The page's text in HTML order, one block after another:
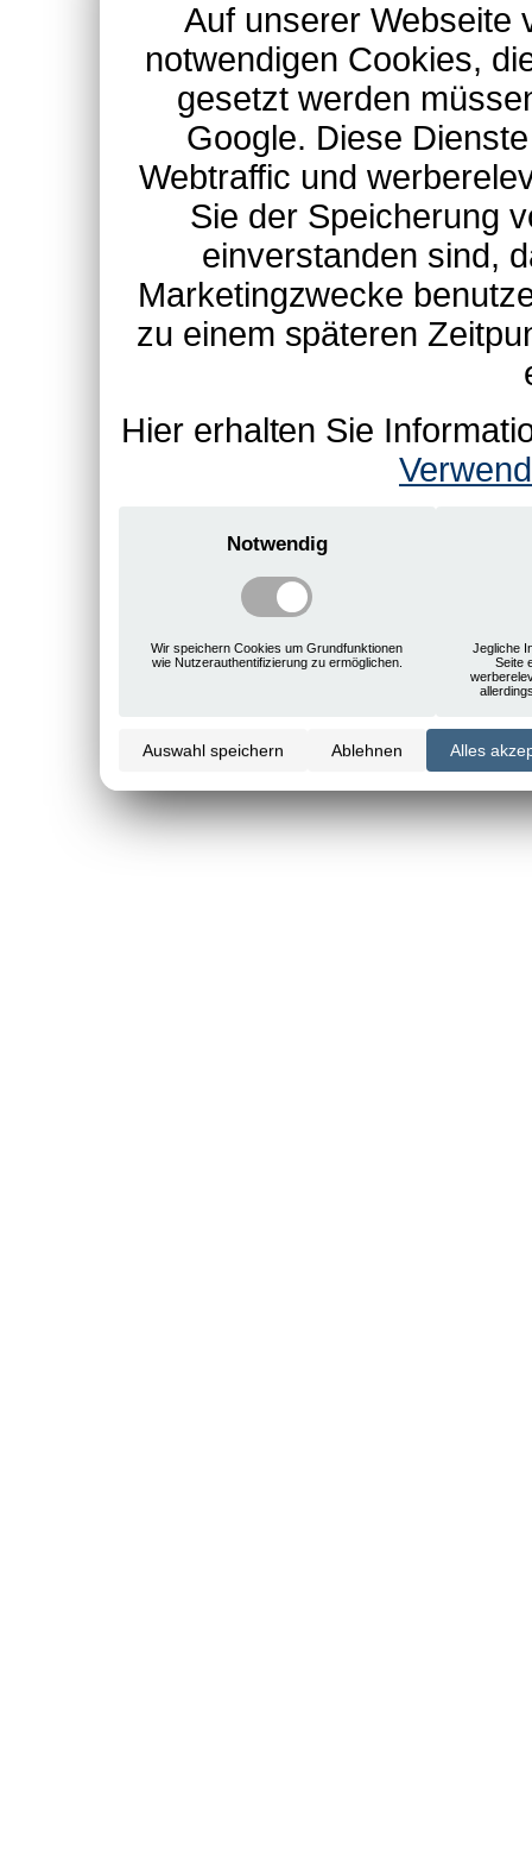
Auf unserer Webseite
notwendigen Cookies,
gesetzt werden
Google. Diese
Webtraffic und
Sie der Speicherung
einverstanden sind,
Marketingzwecke
zu einem späteren
Hier erhalten Sie
Notwendig
Wir speichern Cookies um Grundfunktionen
wie Nutzerauthentifizierung zu ermöglichen.
Jegliche
Seite
Auswahl speichern Ablehnen Alles